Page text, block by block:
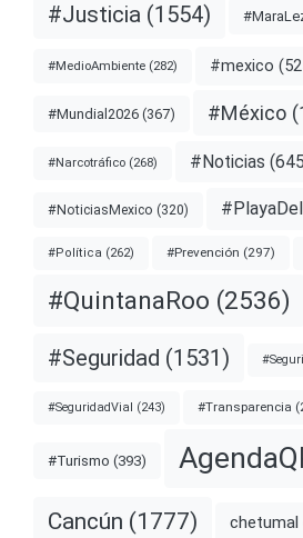
#Justicia (1554)
#MedioAmbiente (282) #mexico
#Mundial2026 (367) #México
#Narcotráfico (268) #Noticias
#NoticiasMexico (320)
#Política (262) #Prevención (297)
#QuintanaRoo (2536)
#Seguridad (1531)
#SeguridadVial (243) #Transparencia
#Turismo (393)
Cancún (1777) chetumal